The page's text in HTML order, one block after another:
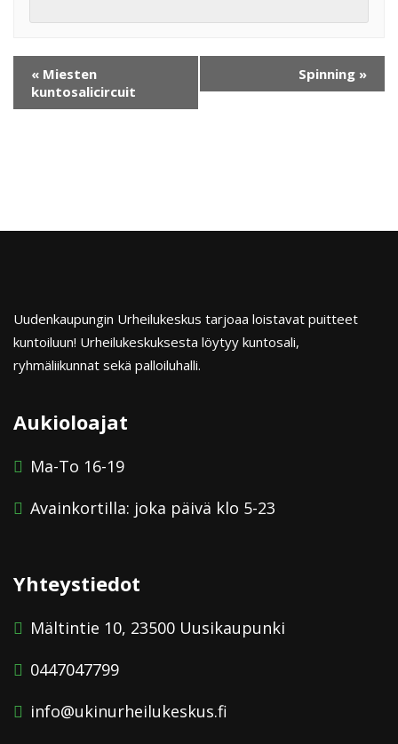
« Miesten
kuntosalicircuit
Spinning »
Uudenkaupungin Urheilukeskus tarjoaa loistavat puitteet
kuntoiluun! Urheilukeskuksesta löytyy kuntosali,
ryhmäliikunnat sekä palloiluhalli.
Aukioloajat
Ma-To 16-19
Avainkortilla: joka päivä klo 5-23
Yhteystiedot
Mältintie 10, 23500 Uusikaupunki
0447047799
info@ukinurheilukeskus.fi